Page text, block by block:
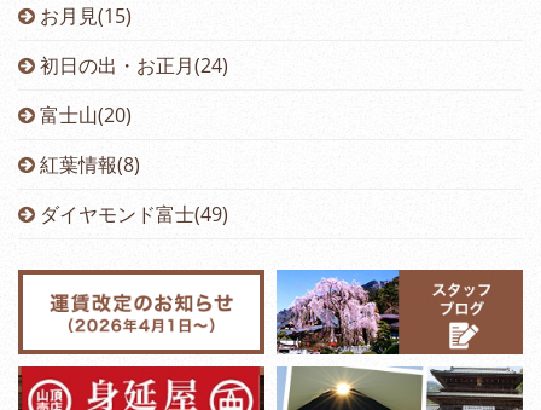
お月見(15)
初日の出・お正月(24)
富士山(20)
紅葉情報(8)
ダイヤモンド富士(49)